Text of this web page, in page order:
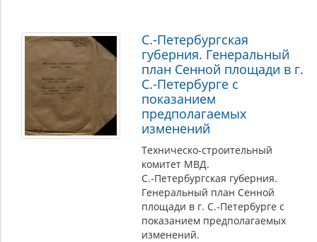
С.-Петербургская
губерния. Генеральный
план Сенной площади в г.
С.-Петербурге с
показанием
предполагаемых
изменений
Техническо-строительный
комитет МВД.
С.-Петербургская губерния.
Генеральный план Сенной
площади в г. С.-Петербурге с
показанием предполагаемых
изменений.